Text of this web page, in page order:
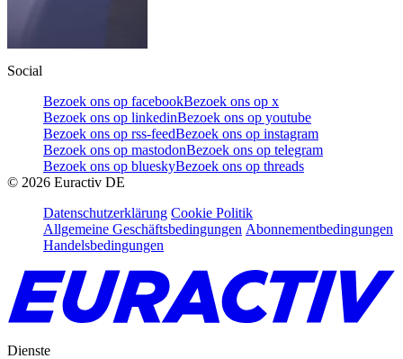
Social
Bezoek ons op facebookBezoek ons op x
Bezoek ons op linkedinBezoek ons op youtube
Bezoek ons op rss-feedBezoek ons op instagram
Bezoek ons op mastodonBezoek ons op telegram
Bezoek ons op blueskyBezoek ons op threads
© 2026 Euractiv DE
Datenschutzerklärung Cookie Politik
Allgemeine Geschäftsbedingungen Abonnementbedingungen
Handelsbedingungen
Dienste